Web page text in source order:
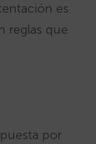
es
reglas que
por